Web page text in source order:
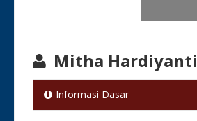
Mitha Hardiyanti
Informasi Dasar